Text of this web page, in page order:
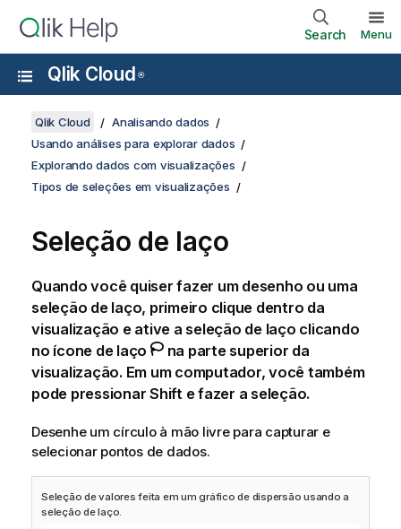
Search Menu
Qlik Cloud ®
Qlik Cloud
Analisando dados
Usando análises para explorar dados
Explorando dados com visualizações
Tipos de seleções em visualizações
Seleção de laço
Quando você quiser fazer um desenho ou uma
seleção de laço, primeiro clique dentro da
visualização e ative a seleção de laço clicando
no ícone de laço
na parte superior da
visualização. Em um computador, você também
pode pressionar Shift e fazer a seleção.
Desenhe um círculo à mão livre para capturar e
selecionar pontos de dados.
Seleção de valores feita em um gráfico de dispersão usando a
seleção de laço.